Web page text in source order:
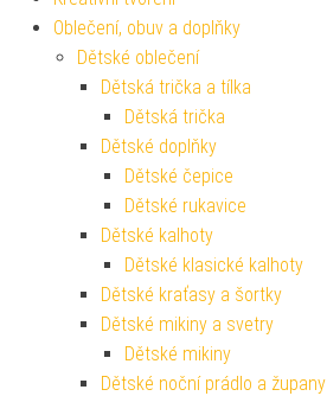
Oblečení, obuv a doplňky
Dětské oblečení
Dětská trička a tílka
Dětská trička
Dětské doplňky
Dětské čepice
Dětské rukavice
Dětské kalhoty
Dětské klasické kalhoty
Dětské kraťasy a šortky
Dětské mikiny a svetry
Dětské mikiny
Dětské noční prádlo a župany